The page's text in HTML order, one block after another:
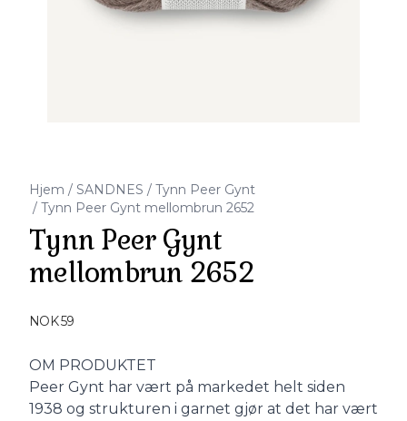
Hjem / SANDNES / Tynn Peer Gynt
/ Tynn Peer Gynt mellombrun 2652
Tynn Peer Gynt
mellombrun 2652
NOK 59
Description
OM PRODUKTET
Peer Gynt har vært på markedet helt siden
1938 og strukturen i garnet gjør at det har vært